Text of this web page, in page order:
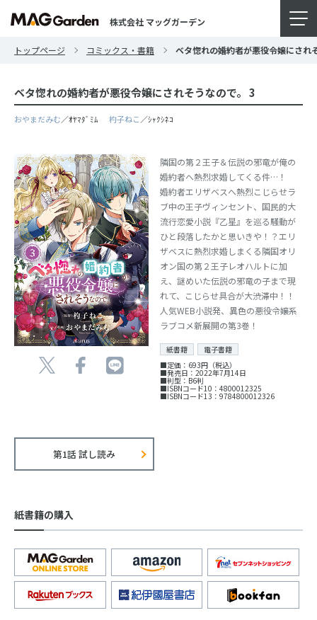
株式会社 マッグガーデン
トップページ コミックス・書籍 ベタ惚れの婚約者が悪役令嬢にされ
ベタ惚れの婚約者が悪役令嬢にされそうなので。 3
おやまだみむ／ｵﾔﾏﾀﾞﾐﾑ 杓子ねこ ／ｼｬｸｼﾈｺ
隣国の第２王子＆伝説の邪竜が俺の
婚約者へ熱烈求婚してくる件…！
婚約者エリザベスへ熱烈こじらせラ
ブ中の王子ヴィンセント、国民的大
流行恋愛小説『乙星』を巡る騒動が
ひと段落したかと思いきや！？エリ
ザベスに熱烈求婚しまくる隣国オリ
オン国の第２王子レオハルトに加
え、謎めいた伝説の邪竜の子まで現
れて、こじらせ具合が大渋滞中！！
人気WEB小説発、異色の悪役令嬢系
ラブコメ新展開の第3巻！
紙書籍
電子書籍
■定価：693円（税込）
■発売日：2022年7月14日
■判型：B6判
■ISBNコード10：4800012325
■ISBNコード13：9784800012326
第1話 試し読み
紙書籍の購入